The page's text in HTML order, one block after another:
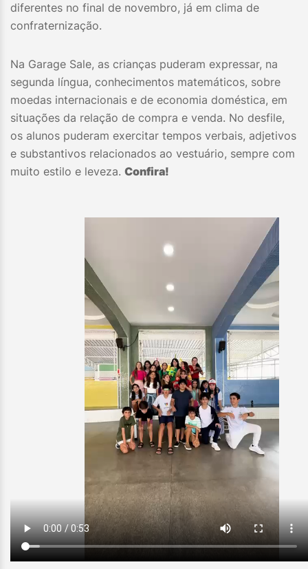
diferentes no final de novembro, já em clima de
confraternização.
Na Garage Sale, as crianças puderam expressar, na
segunda língua, conhecimentos matemáticos, sobre
moedas internacionais e de economia doméstica, em
situações da relação de compra e venda. No desfile,
os alunos puderam exercitar tempos verbais, adjetivos
e substantivos relacionados ao vestuário, sempre com
muito estilo e leveza. Confira!